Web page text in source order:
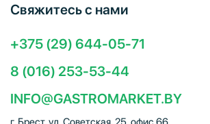
Свяжитесь с нами
+375 (29) 644-05-71
8 (016) 253-53-44
INFO@GASTROMARKET.BY